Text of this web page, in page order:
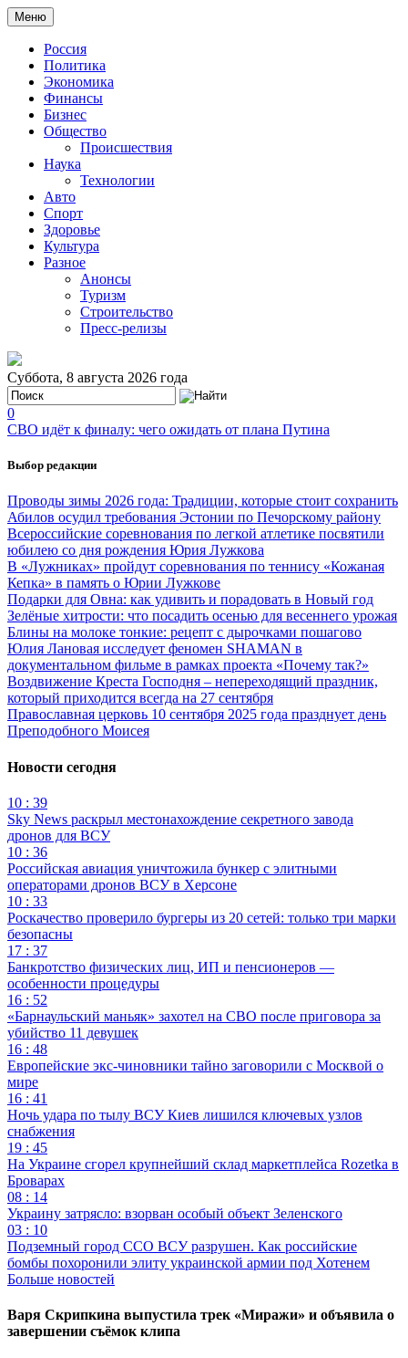
Меню
Россия
Политика
Экономика
Финансы
Бизнес
Общество
Происшествия
Наука
Технологии
Авто
Спорт
Здоровье
Культура
Разное
Анонсы
Туризм
Строительство
Пресс-релизы
Суббота, 8 августа 2026 года
0
СВО идёт к финалу: чего ожидать от плана Путина
Выбор редакции
Проводы зимы 2026 года: Традиции, которые стоит сохранить
Абилов осудил требования Эстонии по Печорскому району
Всероссийские соревнования по легкой атлетике посвятили
юбилею со дня рождения Юрия Лужкова
В «Лужниках» пройдут соревнования по теннису «Кожаная
Кепка» в память о Юрии Лужкове
Подарки для Овна: как удивить и порадовать в Новый год
Зелёные хитрости: что посадить осенью для весеннего урожая
Блины на молоке тонкие: рецепт с дырочками пошагово
Юлия Лановая исследует феномен SHAMAN в
документальном фильме в рамках проекта «Почему так?»
Воздвижение Креста Господня – непереходящий праздник,
который приходится всегда на 27 сентября
Православная церковь 10 сентября 2025 года празднует день
Преподобного Моисея
Новости сегодня
10 : 39
Sky News раскрыл местонахождение секретного завода
дронов для ВСУ
10 : 36
Российская авиация уничтожила бункер с элитными
операторами дронов ВСУ в Херсоне
10 : 33
Роскачество проверило бургеры из 20 сетей: только три марки
безопасны
17 : 37
Банкротство физических лиц, ИП и пенсионеров —
особенности процедуры
16 : 52
«Барнаульский маньяк» захотел на СВО после приговора за
убийство 11 девушек
16 : 48
Европейские экс-чиновники тайно заговорили с Москвой о
мире
16 : 41
Ночь удара по тылу ВСУ Киев лишился ключевых узлов
снабжения
19 : 45
На Украине сгорел крупнейший склад маркетплейса Rozetka в
Броварах
08 : 14
Украину затрясло: взорван особый объект Зеленского
03 : 10
Подземный город ССО ВСУ разрушен. Как российские
бомбы похоронили элиту украинской армии под Хотенем
Больше новостей
Варя Скрипкина выпустила трек «Миражи» и объявила о
завершении съёмок клипа